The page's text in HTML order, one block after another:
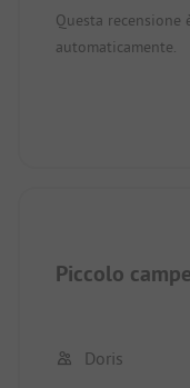
posteriore, punti
raggiungere,
piscina. Pane
Bella spiaggia
Questa recensione
automaticamente.
Piccolo
Doris